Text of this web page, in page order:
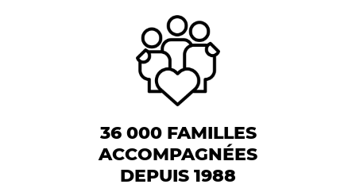
36 000 FAMILLES
ACCOMPAGNÉES
DEPUIS 1988